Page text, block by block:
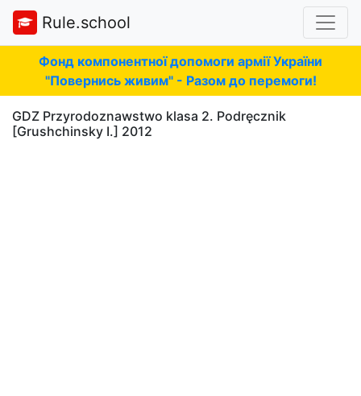
Rule.school
Фонд компонентної допомоги армії України
"Повернись живим" - Разом до перемоги!
GDZ Przyrodoznawstwo klasa 2. Podręcznik
[Grushchinsky I.] 2012